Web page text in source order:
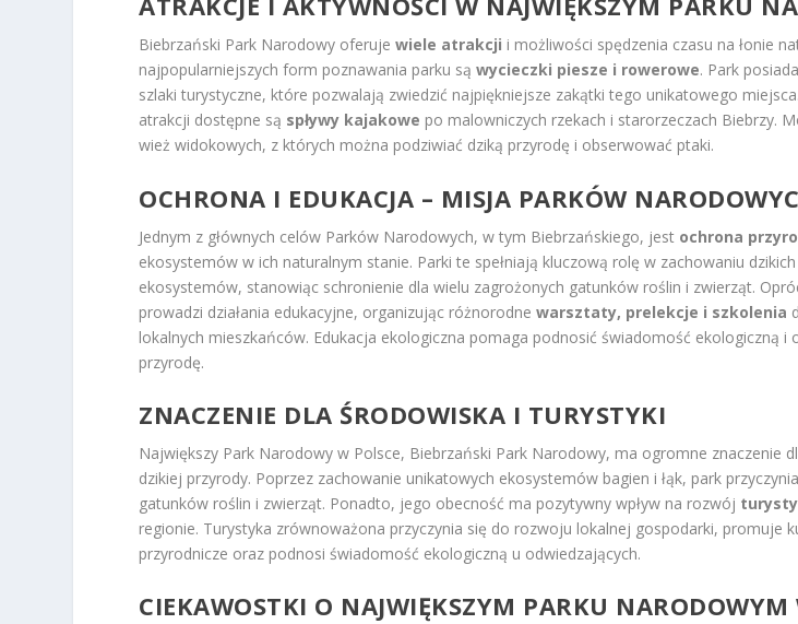
Biebrzański Park Narodowy oferujewiele atrakcji i możliwości spędzenia czasu na łonie
najpopularniejszych form poznawania parku sąwycieczki piesze i rowerowe. Park
szlaki turystyczne, które pozwalają zwiedzić najpiękniejsze zakątki tego unikatowego
atrakcji dostępne są spływy kajakowe po malowniczych rzekach i starorzeczach Biebrzy.
wież widokowych, z których można podziwiać dziką przyrodę i obserwować ptaki.
OCHRONA I EDUKACJA – MISJA PARKÓW
Jednym z głównych celów Parków Narodowych, w tym Biebrzańskiego, jest ochrona
ekosystemów w ich naturalnym stanie. Parki te spełniają kluczową rolę w zachowaniu
ekosystemów, stanowiąc schronienie dla wielu zagrożonych gatunków roślin i zwierząt.
prowadzi działania edukacyjne, organizując różnorodnewarsztaty, prelekcje i szkolenia
lokalnych mieszkańców. Edukacja ekologiczna pomaga podnosić świadomość ekologiczną i
przyrodę.
ZNACZENIE DLA ŚRODOWISKA I TURYSTYKI
Największy Park Narodowy w Polsce, Biebrzański Park Narodowy, ma ogromne znaczenie
dzikiej przyrody. Poprzez zachowanie unikatowych ekosystemów bagien i łąk, park
gatunków roślin i zwierząt. Ponadto, jego obecność ma pozytywny wpływ na rozwój
regionie. Turystyka zrównoważona przyczynia się do rozwoju lokalnej gospodarki, promuje
przyrodnicze oraz podnosi świadomość ekologiczną u odwiedzających.
CIEKAWOSTKI O NAJWIĘKSZYM PARKU NARODOWYM